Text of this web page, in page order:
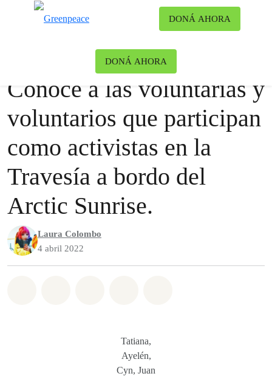
DONÁ AHORA
DONÁ AHORA
Conocé a las voluntarias y
voluntarios que participan
como activistas en la
Travesía a bordo del
Arctic Sunrise.
Laura Colombo
4 abril 2022
Tatiana,
Ayelén,
Cyn, Juan